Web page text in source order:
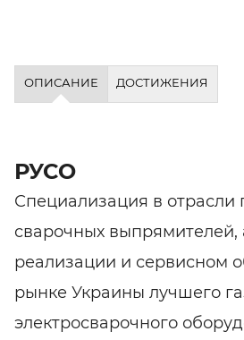
ОПИСАНИЕ ДОСТИЖЕНИЯ
РУСО
Специализация в отрасли
сварочных выпрямителей,
реализации и сервисном
рынке Украины лучшего
электросварочного